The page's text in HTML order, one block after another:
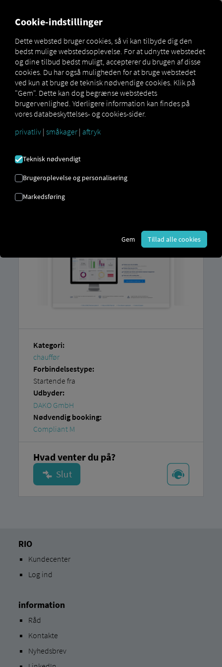
Marketplace Connectors DAKO Fleet Connect
DAKO FLEET CONNECT
?Så kan duudvide denne tjeneste med data
RIO platformen
Kategori:
chauffør
Forbindelsestype:
Startende fra
Udbyder:
DAKO GmbH
Nødvendig booking:
Compliant M
Hvad venter du på?
RIO
Kundecenter
Log ind
information
Råd
Kontakte
Nyhedsbrev
Cookie-indstillinger
Dette websted bruger cookies, så vi kan tilbyde dig den
bedst mulige webstedsoplevelse. For at udnytte webstedet
og dine tilbud bedst muligt, accepterer du brugen af ​​disse
cookies. Du har også muligheden for at bruge webstedet
ved kun at bruge de teknisk nødvendige cookies. Klik på
"Gem". Dette kan dog begrænse webstedets
brugervenlighed. Yderligere information kan findes på
vores databeskyttelses- og cookies-sider.
privatliv | småkager | aftryk
Teknisk nødvendigt
Brugeroplevelse og personalisering
Markedsføring
Gem Tillad alle cookies